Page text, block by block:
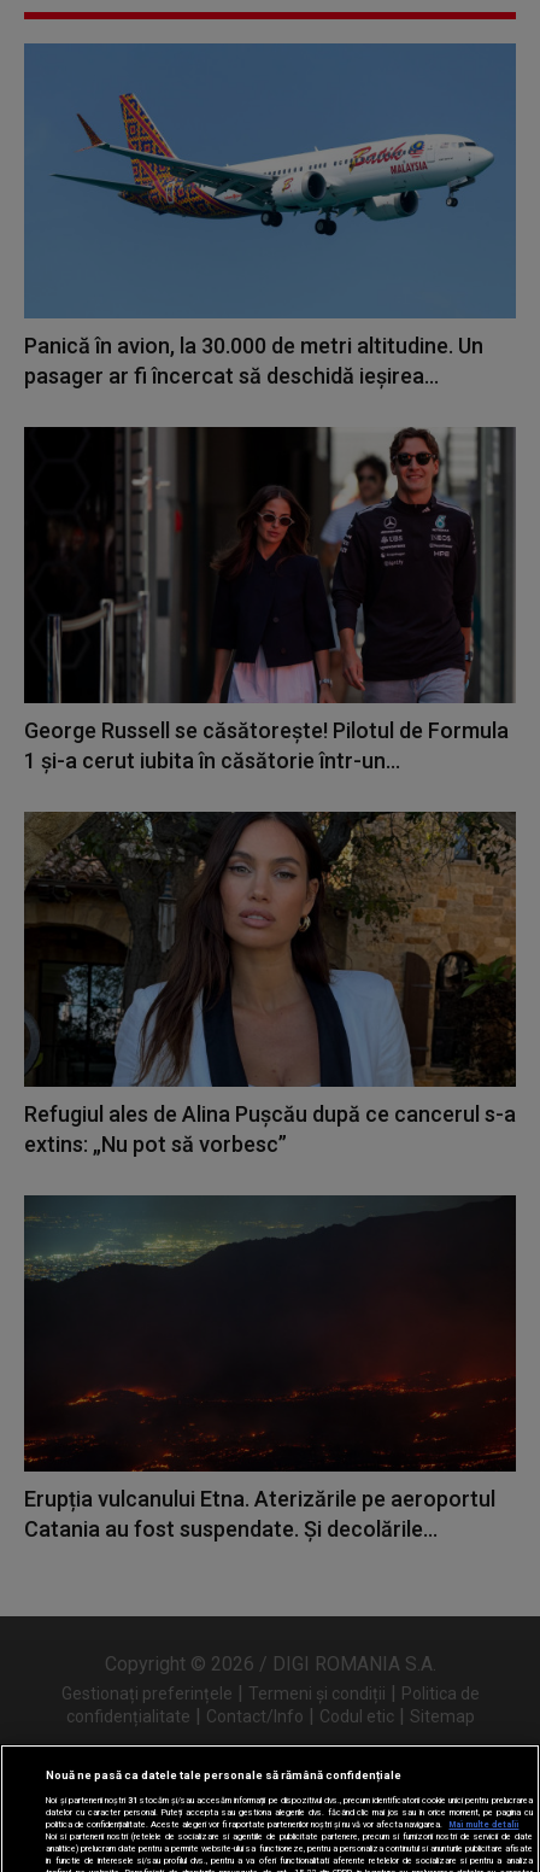
Panică în avion, la 30.000 de metri altitudine. Un
pasager ar fi încercat să deschidă ieșirea...
George Russell se căsătorește! Pilotul de Formula
1 și-a cerut iubita în căsătorie într-un...
Refugiul ales de Alina Pușcău după ce cancerul s-a
extins: „Nu pot să vorbesc”
Erupția vulcanului Etna. Aterizările pe aeroportul
Catania au fost suspendate. Și decolările...
Copyright © 2026 / DIGI ROMANIA S.A.
Gestionați preferințele | Termeni și condiții | Politica de
confidențialitate | Contact/Info | Codul etic | Sitemap
Urmărește-ne și pe
Nouă ne pasă ca datele tale personale să rămână confidențiale
Noi și partenerii noștri31 stocăm și/sau accesăm informații pe dispozitivul dvs., precum identificatorii cookie unici pentru prelucrarea
datelor cu caracter personal. Puteți accepta sau gestiona alegerile dvs. făcând clic mai jos sau în orice moment, pe pagina cu
politica de confidențialitate. Aceste alegeri vor fi raportate partenerilor noștri și nu vă vor afecta navigarea.
Mai multe detalii
Noi si partenerii nostri (retelele de socializare si agentiile de publicitate partenere, precum si furnizorii nostri de servicii de date
analitice) prelucram date pentru a permite website-ului sa functioneze, pentru a personaliza continutul si anunturile publicitare afisate
in functie de interesele si/sau profilul dvs., pentru a va oferi functionalitati aferente retelelor de socializare si pentru a analiza